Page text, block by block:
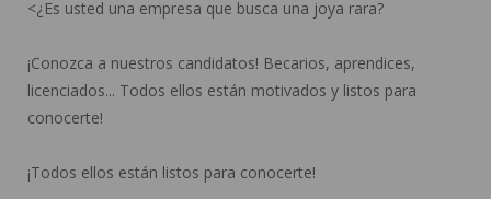
<¿Es usted una empresa que busca una joya rara?
¡Conozca a nuestros candidatos! Becarios, aprendices,
licenciados... Todos ellos están motivados y listos para
conocerte!
¡Todos ellos están listos para conocerte!